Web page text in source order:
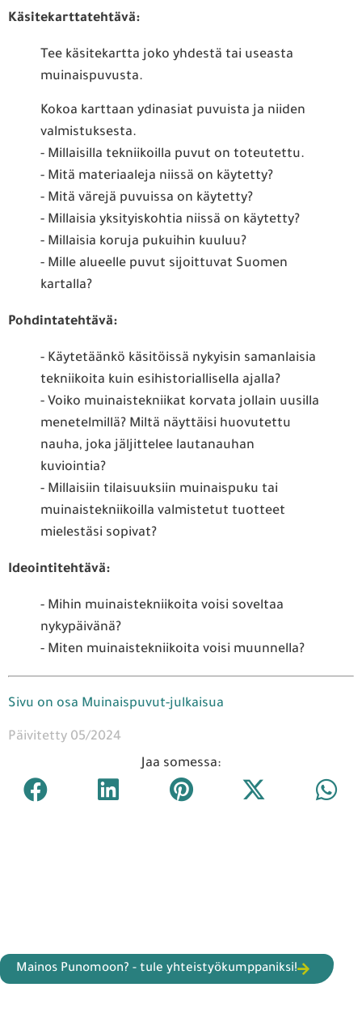
Käsitekarttatehtävä:
Tee käsitekartta joko yhdestä tai useasta
muinaispuvusta.
Kokoa karttaan ydinasiat puvuista ja niiden
valmistuksesta.
- Millaisilla tekniikoilla puvut on toteutettu.
- Mitä materiaaleja niissä on käytetty?
- Mitä värejä puvuissa on käytetty?
- Millaisia yksityiskohtia niissä on käytetty?
- Millaisia koruja pukuihin kuuluu?
- Mille alueelle puvut sijoittuvat Suomen
kartalla?
Pohdintatehtävä:
- Käytetäänkö käsitöissä nykyisin samanlaisia
tekniikoita kuin esihistoriallisella ajalla?
- Voiko muinaistekniikat korvata jollain uusilla
menetelmillä? Miltä näyttäisi huovutettu
nauha, joka jäljittelee lautanauhan
kuviointia?
- Millaisiin tilaisuuksiin muinaispuku tai
muinaistekniikoilla valmistetut tuotteet
mielestäsi sopivat?
Ideointitehtävä:
- Mihin muinaistekniikoita voisi soveltaa
nykypäivänä?
- Miten muinaistekniikoita voisi muunnella?
Sivu on osa Muinaispuvut-julkaisua
Päivitetty 05/2024
Jaa somessa:
Mainos Punomoon? - tule yhteistyökumppaniksi!